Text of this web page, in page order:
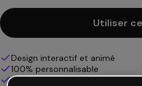
Utiliser
Design interactif et animé
100% personnalisable
Ajoutez audio, vidéo et